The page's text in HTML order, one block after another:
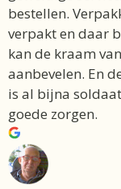
bestellen.
verpakt en daar
kan de kraam
aanbevelen. En
is al bijna
goede zorgen.